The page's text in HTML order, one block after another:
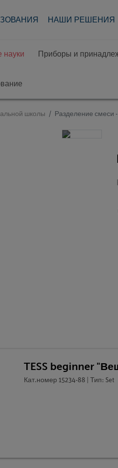
НАШИ РЕШЕНИЯ
науки Приборы и
школы Разделение смеси
TESS beginner
Кат.номер 15234-88 | Тип: Set